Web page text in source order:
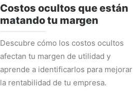
Costos ocultos que están
matando tu margen
Descubre cómo los costos ocultos
afectan tu margen de utilidad y
aprende a identificarlos para mejorar
la rentabilidad de tu empresa.